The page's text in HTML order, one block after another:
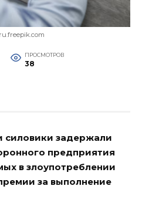
ПРОСМОТРОВ
38
силовики задержали
предприятия
в злоупотреблении
за выполнение